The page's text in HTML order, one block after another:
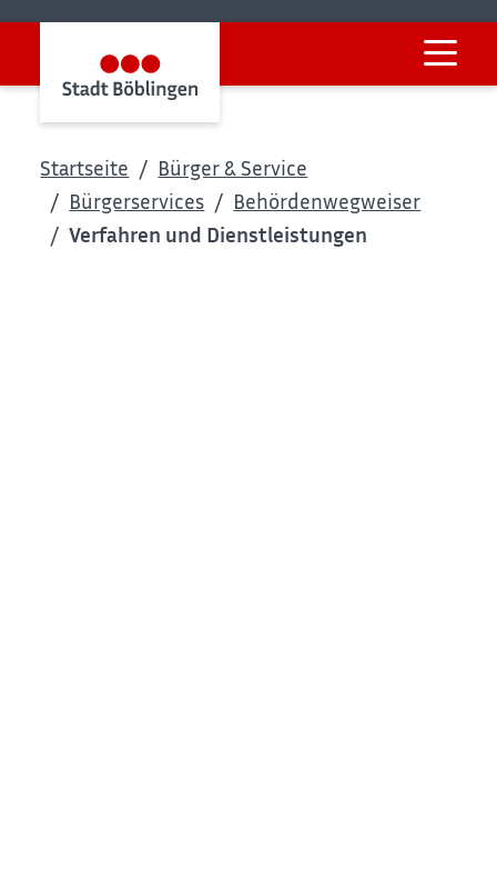
Startseite
Bürger & Service
Bürgerservices
Behördenwegweiser
Verfahren und Dienstleistungen